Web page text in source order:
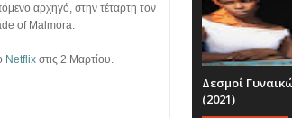
αρχηγό, στην τέταρτη τον
of Malmora.
Netflix στις 2 Μαρτίου.
Δεσμοί
(2021)